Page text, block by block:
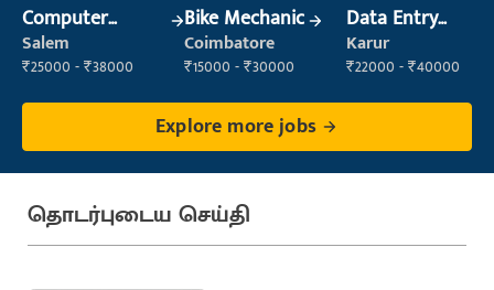
Computer
Operator
Salem
₹25000 - ₹38000
Bike Mechanic
Coimbatore
₹15000 - ₹30000
Data Entry
Operator
Karur
₹22000 - ₹40000
Explore more jobs
தொடர்புடைய செய்தி